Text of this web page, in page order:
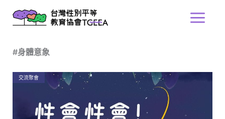
Main
#身體意象
交流聚會